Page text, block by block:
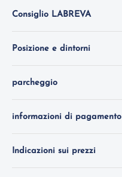
Consiglio LABREVA
Posizione e dintorni
parcheggio
informazioni di pagamento
Indicazioni sui prezzi